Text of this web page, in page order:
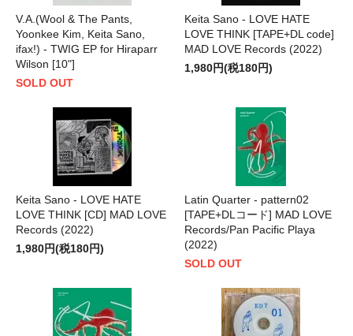
V.A.(Wool & The Pants,
Yoonkee Kim, Keita Sano,
ifax!) - TWIG EP for Hiraparr
Wilson [10"]
SOLD OUT
Keita Sano - LOVE HATE
LOVE THINK [TAPE+DL code]
MAD LOVE Records (2022)
1,980円(税180円)
Keita Sano - LOVE HATE
LOVE THINK [CD] MAD LOVE
Records (2022)
1,980円(税180円)
Latin Quarter - pattern02
[TAPE+DLコード] MAD LOVE
Records/Pan Pacific Playa
(2022)
SOLD OUT